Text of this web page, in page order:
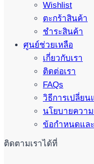
Wishlist
ตะกร้าสินค้า
ชำระสินค้า
ศูนย์ช่วยเหลือ
เกี่ยวกับเรา
ติดต่อเรา
FAQs
วิธีการเปลี่ย
นโยบายควา
ข้อกำหนดและ
ติดตามเราได้ที่